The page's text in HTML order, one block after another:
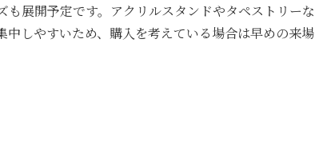
展開予定です。アクリルスタンドやタペストリーな
しやすいため、購入を考えている場合は早めの来場